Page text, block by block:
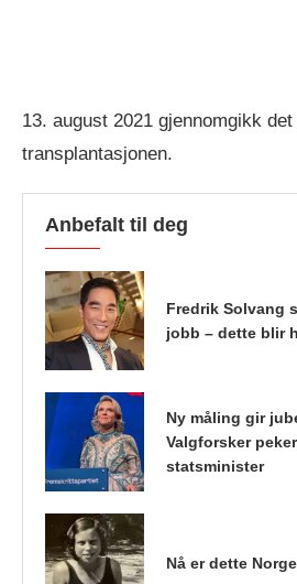
13. august 2021 gjennomgikk
transplantasjonen.
Anbefalt til deg
Fredrik Solvang
jobb – dette blir
Ny måling gir
Valgforsker
statsminister
Nå er dette